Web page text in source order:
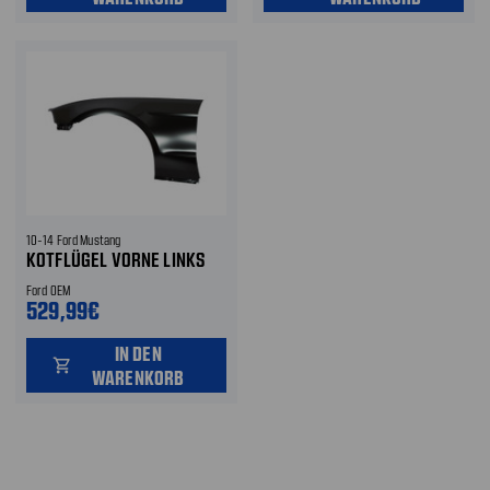
10-14 Ford Mustang
KOTFLÜGEL VORNE LINKS
Ford OEM
529,99€
shopping_cart
IN DEN
WARENKORB